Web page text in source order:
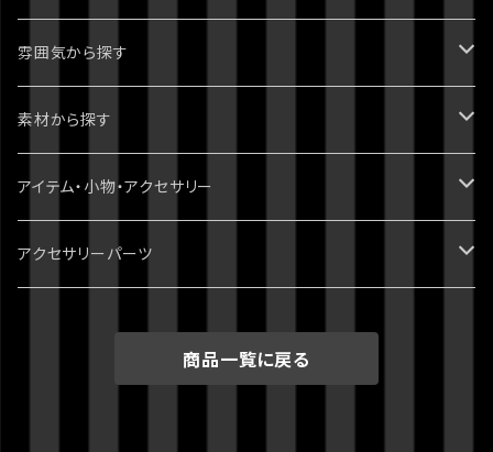
1部 ファントムブラッド
2部 戦闘潮流
進撃の巨人
ダンガンロンパ
無印
スーパーダンガンロンパ2
ツイステッドワンダーランド
刀剣乱舞
クロックタワー
ピアス・イヤリング
ブレスレット
指輪・リング
イヤーカフ・イヤーフック
雰囲気から探す
パンク・ゴシック・ロック・かっこいい
病みかわいい
ポップ・かわいい
素材から探す
天然石
スワロフスキー
アイテム・小物・アクセサリー
ミニチュア・ドールハウス
クトゥルフ神話
アクセサリーパーツ
商品一覧に戻る